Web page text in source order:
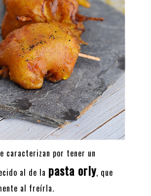
caracterizan por tener un
al de la pasta orly, que
al freírla.